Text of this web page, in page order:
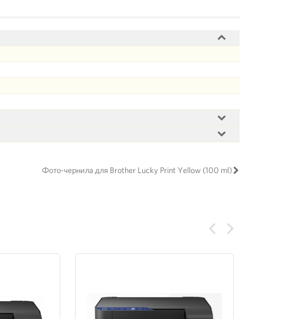
Фото-чернила для Brother Lucky Print Yellow (100 ml)